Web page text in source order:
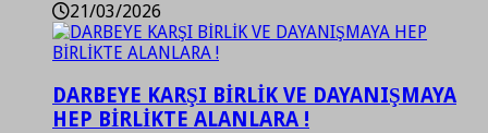
21/03/2026
DARBEYE KARŞI BİRLİK VE DAYANIŞMAYA
HEP BİRLİKTE ALANLARA !